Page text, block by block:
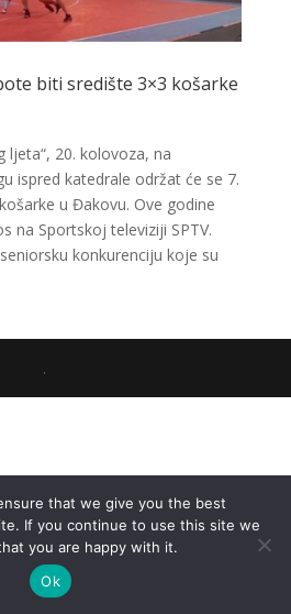
biti središte 3×3 košarke
ljeta“, 20. kolovoza, na
ispred katedrale održat će se 7.
u Đakovu. Ove godine
na Sportskoj televiziji SPTV.
konkurenciju koje su
.
that we give you the best
If you continue to use this site we
you are happy with it.
Ok